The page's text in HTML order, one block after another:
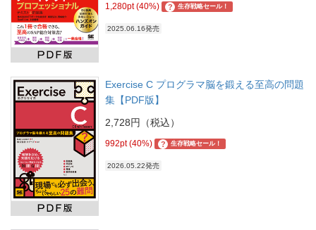
1,280pt (40%) ? 生存戦略セール！
2025.06.16発売
Exercise C プログラマ脳を鍛える至高の問題
集【PDF版】
2,728円（税込）
992pt (40%) ? 生存戦略セール！
2026.05.22発売